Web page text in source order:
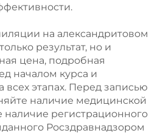
на александритовом
результат, но и
цена, подробная
началом курса и
этапах. Перед записью
наличие медицинской
наличие регистрационного
Росздравнадзором